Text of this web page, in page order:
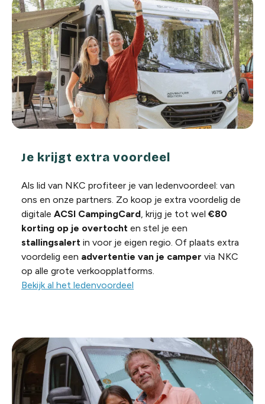
Je krijgt extra voordeel
Als lid van NKC profiteer je van ledenvoordeel: van
ons en onze partners. Zo koop je extra voordelig de
digitale ACSI CampingCard , krijg je tot wel€80
korting op je overtocht en stel je een
stallingsalert in voor je eigen regio. Of plaats extra
voordelig een advertentie van je camper via NKC
op alle grote verkoopplatforms.
Bekijk al het ledenvoordeel